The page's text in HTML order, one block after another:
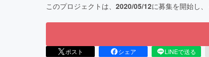
このプロジェクトは、 2020/05/12に募集を開始し、
ポスト シェア LINEで送る